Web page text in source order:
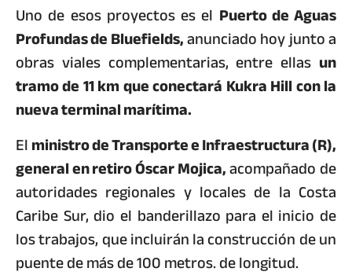
Uno de esos proyectos es el Puerto de Aguas
Profundas de Bluefields,anunciado hoy junto a
obras viales complementarias, entre ellas un
tramo de 11 km que conectará Kukra Hill con la
nueva terminal marítima.
Elministro de Transporte e Infraestructura (R),
general en retiro Óscar Mojica,acompañado de
autoridades regionales y locales de la Costa
Caribe Sur, dio el banderillazo para el inicio de
los trabajos, que incluirán la construcción de un
puente de más de 100 metros. de longitud.